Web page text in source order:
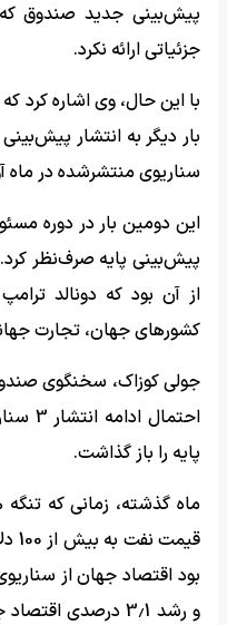
جزئیاتی ارائه نکرد.
با این حال، وی اشاره کرد
سناریوی منتشرشده در ماه
این دومین بار در دوره
از آن بود که دونالد
کشورهای جهان، تجارت
جولی کوزاک، سخنگوی
پایه را باز گذاشت.
ماه گذشته، زمانی که
بود اقتصاد جهان از